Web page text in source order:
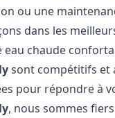
ou une
dans les
chaude
sont compétitifs et
pour répondre à
, nous sommes